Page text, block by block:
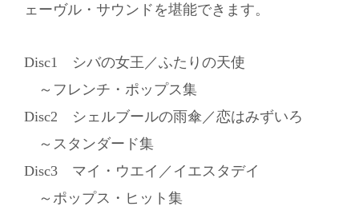
ェーヴル・サウンドを堪能できます。
Disc1 シバの女王／ふたりの天使
～フレンチ・ポップス集
Disc2 シェルブールの雨傘／恋はみずいろ
～スタンダード集
Disc3 マイ・ウエイ／イエスタデイ
～ポップス・ヒット集